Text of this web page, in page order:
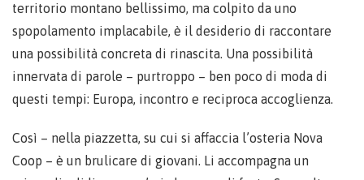
territorio montano bellissimo, ma colpito da uno
spopolamento implacabile, è il desiderio di raccontare
una possibilità concreta di rinascita. Una possibilità
innervata di parole – purtroppo – ben poco di moda di
questi tempi: Europa, incontro e reciproca accoglienza.
Così – nella piazzetta, su cui si affaccia l’osteria Nova
Coop – è un brulicare di giovani. Li accompagna un